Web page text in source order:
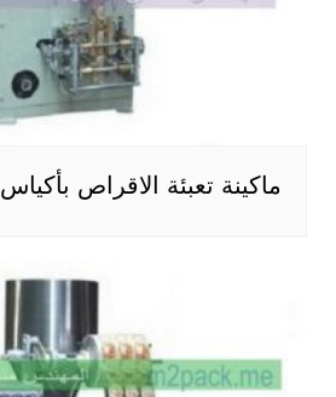
ماكينة تعبئة الاقراص بأكياس